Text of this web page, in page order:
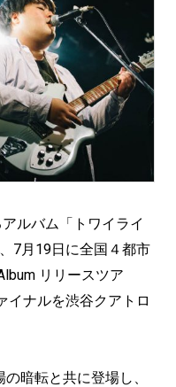
ルバム「トワイライ
7月19日に全国４都市
リリースツア
イナルを渋谷クアトロ
暗転と共に登場し、